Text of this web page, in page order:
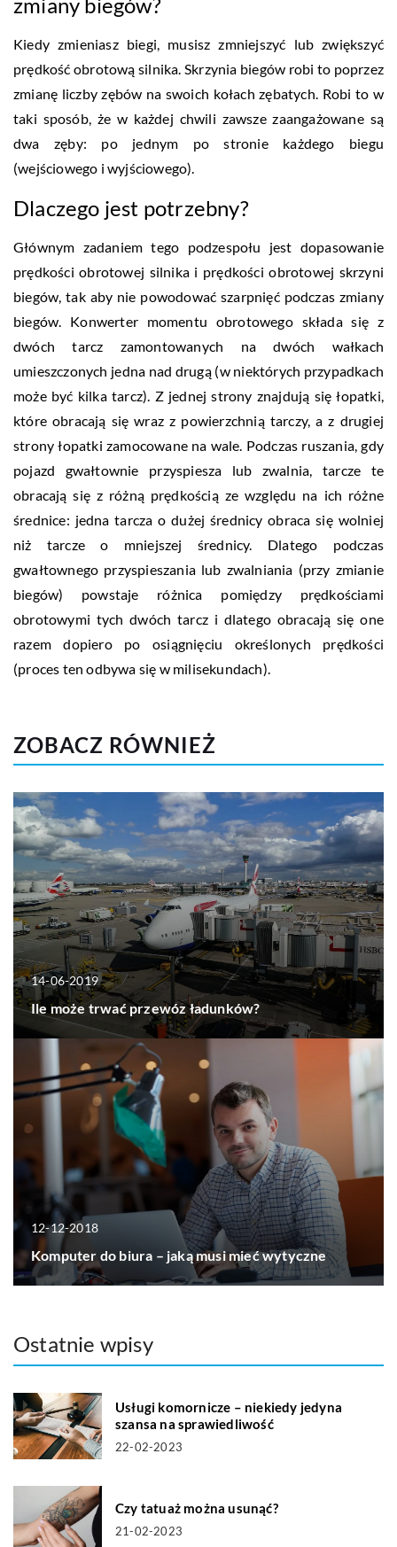
Kiedy zmieniasz biegi, musisz zmniejszyć lub zwiększyć
prędkość obrotową silnika. Skrzynia biegów robi to poprzez
zmianę liczby zębów na swoich kołach zębatych. Robi to w
taki sposób, że w każdej chwili zawsze zaangażowane są
dwa zęby: po jednym po stronie każdego biegu
(wejściowego i wyjściowego).
Dlaczego jest potrzebny?
Głównym zadaniem tego podzespołu jest dopasowanie
prędkości obrotowej silnika i prędkości obrotowej skrzyni
biegów, tak aby nie powodować szarpnięć podczas zmiany
biegów. Konwerter momentu obrotowego składa się z
dwóch tarcz zamontowanych na dwóch wałkach
umieszczonych jedna nad drugą (w niektórych przypadkach
może być kilka tarcz). Z jednej strony znajdują się łopatki,
które obracają się wraz z powierzchnią tarczy, a z drugiej
strony łopatki zamocowane na wale. Podczas ruszania, gdy
pojazd gwałtownie przyspiesza lub zwalnia, tarcze te
obracają się z różną prędkością ze względu na ich różne
średnice: jedna tarcza o dużej średnicy obraca się wolniej
niż tarcze o mniejszej średnicy. Dlatego podczas
gwałtownego przyspieszania lub zwalniania (przy zmianie
biegów) powstaje różnica pomiędzy prędkościami
obrotowymi tych dwóch tarcz i dlatego obracają się one
razem dopiero po osiągnięciu określonych prędkości
(proces ten odbywa się w milisekundach).
ZOBACZ RÓWNIEŻ
14-06-2019
Ile może trwać przewóz ładunków?
12-12-2018
Komputer do biura – jaką musi mieć wytyczne
Ostatnie wpisy
Usługi komornicze – niekiedy jedyna
szansa na sprawiedliwość
22-02-2023
Czy tatuaż można usunąć?
21-02-2023